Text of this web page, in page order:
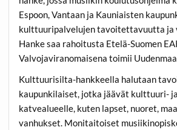
Espoon, Vantaan ja Kauniaisten
kulttuuripalvelujen tavoitettavuutta ja
Hanke saa rahoitusta Etelä-Suomen
Valvojaviranomaisena toimii
Kulttuurisilta-hankkeella halutaan
kaupunkilaiset, jotka jäävät kulttuuri-
katvealueelle, kuten lapset, nuoret,
vanhukset. Monitaitoiset